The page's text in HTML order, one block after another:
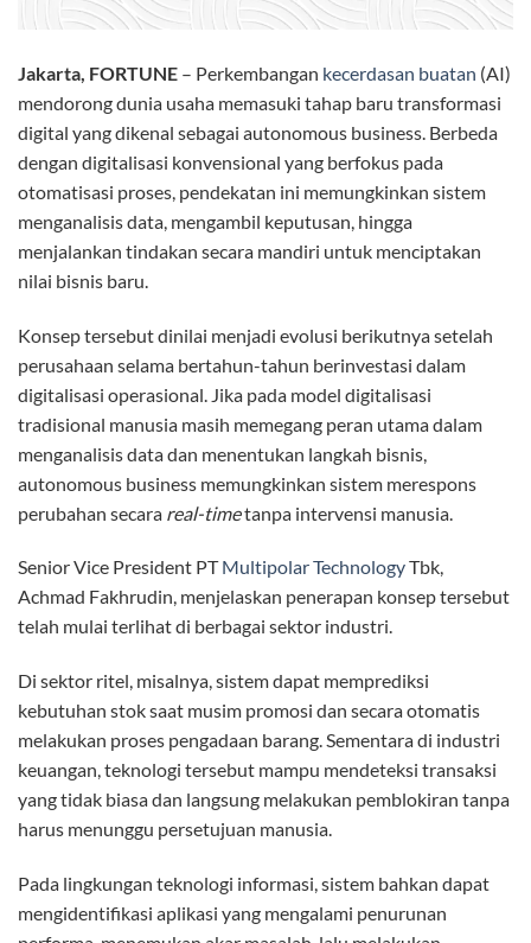
Jakarta, FORTUNE – Perkembangan kecerdasan buatan (AI)
mendorong dunia usaha memasuki tahap baru transformasi
digital yang dikenal sebagai autonomous business. Berbeda
dengan digitalisasi konvensional yang berfokus pada
otomatisasi proses, pendekatan ini memungkinkan sistem
menganalisis data, mengambil keputusan, hingga
menjalankan tindakan secara mandiri untuk menciptakan
nilai bisnis baru.
Konsep tersebut dinilai menjadi evolusi berikutnya setelah
perusahaan selama bertahun-tahun berinvestasi dalam
digitalisasi operasional. Jika pada model digitalisasi
tradisional manusia masih memegang peran utama dalam
menganalisis data dan menentukan langkah bisnis,
autonomous business memungkinkan sistem merespons
perubahan secara real-timetanpa intervensi manusia.
Senior Vice President PTMultipolar TechnologyTbk,
Achmad Fakhrudin, menjelaskan penerapan konsep tersebut
telah mulai terlihat di berbagai sektor industri.
Di sektor ritel, misalnya, sistem dapat memprediksi
kebutuhan stok saat musim promosi dan secara otomatis
melakukan proses pengadaan barang. Sementara di industri
keuangan, teknologi tersebut mampu mendeteksi transaksi
yang tidak biasa dan langsung melakukan pemblokiran tanpa
harus menunggu persetujuan manusia.
Pada lingkungan teknologi informasi, sistem bahkan dapat
mengidentifikasi aplikasi yang mengalami penurunan